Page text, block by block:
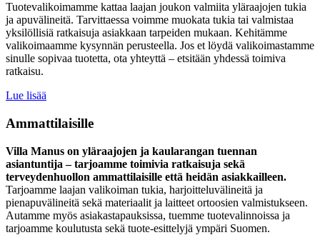
Tuotevalikoimamme kattaa laajan joukon valmiita yläraajojen tukia
ja apuvälineitä. Tarvittaessa voimme muokata tukia tai valmistaa
yksilöllisiä ratkaisuja asiakkaan tarpeiden mukaan. Kehitämme
valikoimaamme kysynnän perusteella. Jos et löydä valikoimastamme
sinulle sopivaa tuotetta, ota yhteyttä – etsitään yhdessä toimiva
ratkaisu.
Lue lisää
Ammattilaisille
Villa Manus on yläraajojen ja kaularangan tuennan
asiantuntija – tarjoamme toimivia ratkaisuja sekä
terveydenhuollon ammattilaisille että heidän asiakkailleen.
Tarjoamme laajan valikoiman tukia, harjoitteluvälineitä ja
pienapuvälineitä sekä materiaalit ja laitteet ortoosien valmistukseen.
Autamme myös asiakastapauksissa, tuemme tuotevalinnoissa ja
tarjoamme koulutusta sekä tuote-esittelyjä ympäri Suomen.